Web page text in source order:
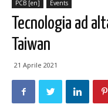
PCB [en] Events
Tecnologia ad
Taiwan
21 Aprile 2021